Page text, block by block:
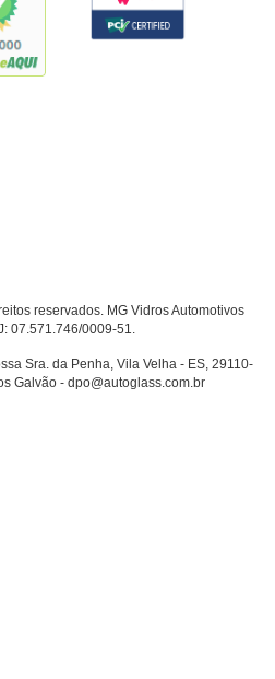
reservados. MG Vidros Automotivos
07.571.746/0009-51.
Sra. da Penha, Vila Velha - ES, 29110-
Galvão - dpo@autoglass.com.br